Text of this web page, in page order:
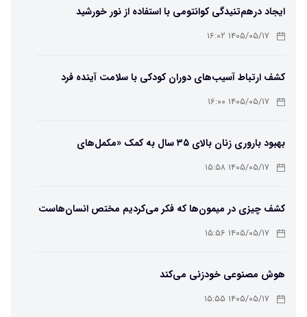
ایجاد درهم‌تنیدگی کوانتومی با استفاده از نور خورشید
۱۴۰۵/۰۵/۱۷ ۱۶:۰۲
کشف ارتباط آسیب‌های دوران کودکی با سلامت آینده فرد
۱۴۰۵/۰۵/۱۷ ۱۶:۰۰
بهبود باروری زنان بالای ۳۵ سال به کمک «مکمل‌های
باکتریایی»
۱۴۰۵/۰۵/۱۷ ۱۵:۵۸
کشف چیزی در میمون‌ها که فکر می‌کردیم مختص انسان‌هاست
۱۴۰۵/۰۵/۱۷ ۱۵:۵۶
هوش مصنوعی خودزنی می‌کند
۱۴۰۵/۰۵/۱۷ ۱۵:۵۵